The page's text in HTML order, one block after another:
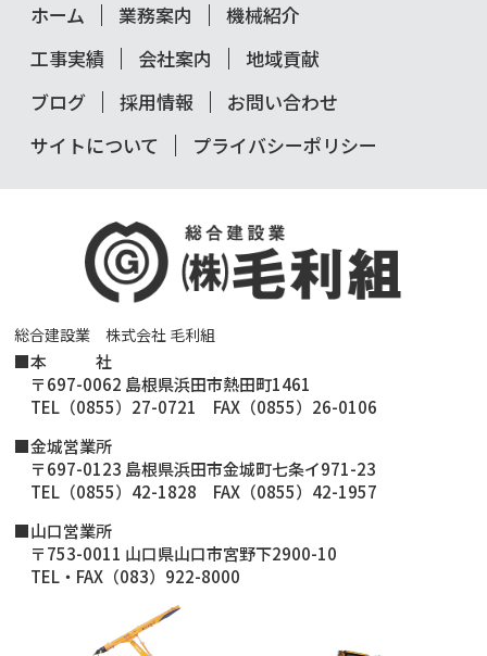
総合建設業 株式会社 毛利組
■本 社
〒697-0062 島根県浜田市熱田町1461
TEL（0855）27-0721 FAX（0855）26-0106
■金城営業所
〒697-0123 島根県浜田市金城町七条イ971-23
TEL（0855）42-1828 FAX（0855）42-1957
■山口営業所
〒753-0011 山口県山口市宮野下2900-10
TEL・FAX（083）922-8000
ホーム 業務案内
機械紹介
工事実績
会社案内
地域貢献
ブログ
採用情報
お問い合わせ
サイトについて
プライバシーポリシー